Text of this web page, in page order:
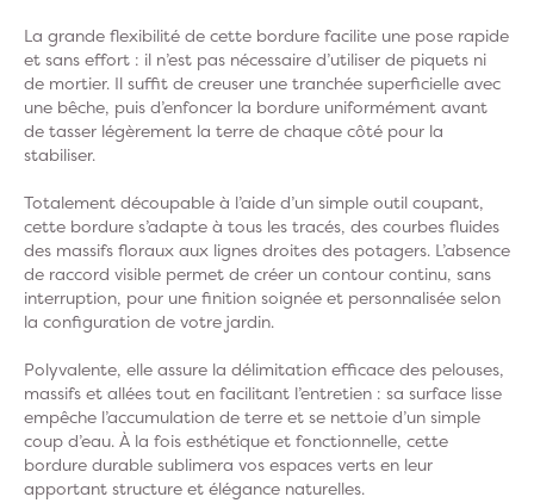
La grande flexibilité de cette bordure facilite une pose rapide
et sans effort : il n’est pas nécessaire d’utiliser de piquets ni
de mortier. Il suffit de creuser une tranchée superficielle avec
une bêche, puis d’enfoncer la bordure uniformément avant
de tasser légèrement la terre de chaque côté pour la
stabiliser.
Totalement découpable à l’aide d’un simple outil coupant,
cette bordure s’adapte à tous les tracés, des courbes fluides
des massifs floraux aux lignes droites des potagers. L’absence
de raccord visible permet de créer un contour continu, sans
interruption, pour une finition soignée et personnalisée selon
la configuration de votre jardin.
Polyvalente, elle assure la délimitation efficace des pelouses,
massifs et allées tout en facilitant l’entretien : sa surface lisse
empêche l’accumulation de terre et se nettoie d’un simple
coup d’eau. À la fois esthétique et fonctionnelle, cette
bordure durable sublimera vos espaces verts en leur
apportant structure et élégance naturelles.